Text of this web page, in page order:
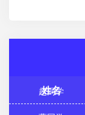
姓名
曹同学